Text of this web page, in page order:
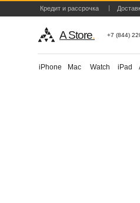
A Store. +7 (844)
Кредит и рассрочка
iPhone Watch iPad
Mac